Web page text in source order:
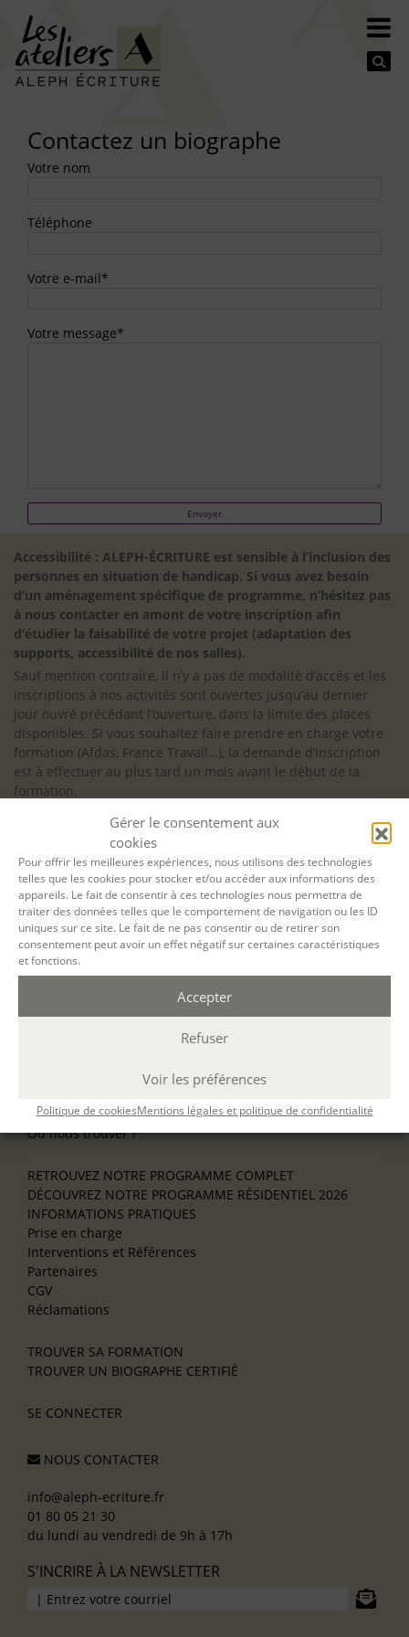
Gérer le consentement aux
cookies
Pour offrir les meilleures expériences, nous utilisons des technologies
telles que les cookies pour stocker et/ou accéder aux informations des
appareils. Le fait de consentir à ces technologies nous permettra de
traiter des données telles que le comportement de navigation ou les ID
uniques sur ce site. Le fait de ne pas consentir ou de retirer son
consentement peut avoir un effet négatif sur certaines caractéristiques
et fonctions.
Accepter
Refuser
Voir les préférences
Politique de cookiesMentions légales et politique de confidentialité
Contactez un biographe
Votre nom
Téléphone
Votre e-mail*
Votre message*
Accessibilité : ALEPH-ÉCRITURE est sensible à l’inclusion des
personnes en situation de handicap. Si vous avez besoin
d’un aménagement spécifique de programme, n’hésitez pas
à nous contacter en amont de votre inscription afin
d’étudier la faisabilité de votre projet (adaptation des
supports, accessibilité de nos salles).
Sauf mention contraire, il n’y a pas de modalité d’accès et les
inscriptions à nos activités sont ouvertes jusqu’au dernier
jour ouvré précédant l’ouverture, dans la limite des places
disponibles. Si vous souhaitez faire prendre en charge votre
formation (Afdas, France Travail…), la demande d’inscription
est à effectuer au plus tard un mois avant le début de la
formation.
NOS ATELIERS
L’école d’écriture
La fabrique du manuscrit
Les stages pour artistes-auteurs
Se former à la biographie
Se former à l’animation
NOS SERVICES
NOS VILLES
Nos ateliers à Bordeaux
Écrire en ligne
Où nous trouver ?
RETROUVEZ NOTRE PROGRAMME COMPLET
DÉCOUVREZ NOTRE PROGRAMME RÉSIDENTIEL 2026
INFORMATIONS PRATIQUES
Prise en charge
Interventions et Références
Partenaires
CGV
Réclamations
TROUVER SA FORMATION
TROUVER UN BIOGRAPHE CERTIFIÉ
SE CONNECTER
NOUS CONTACTER
info@aleph-ecriture.fr
01 80 05 21 30
du lundi au vendredi de 9h à 17h
S'INCRIRE À LA NEWSLETTER